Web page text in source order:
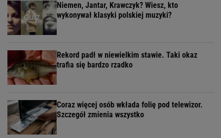
Niemen, Jantar, Krawczyk? Wiesz, kto
wykonywał klasyki polskiej muzyki?
Rekord padł w niewielkim stawie. Taki okaz
trafia się bardzo rzadko
Coraz więcej osób wkłada folię pod telewizor.
Szczegół zmienia wszystko